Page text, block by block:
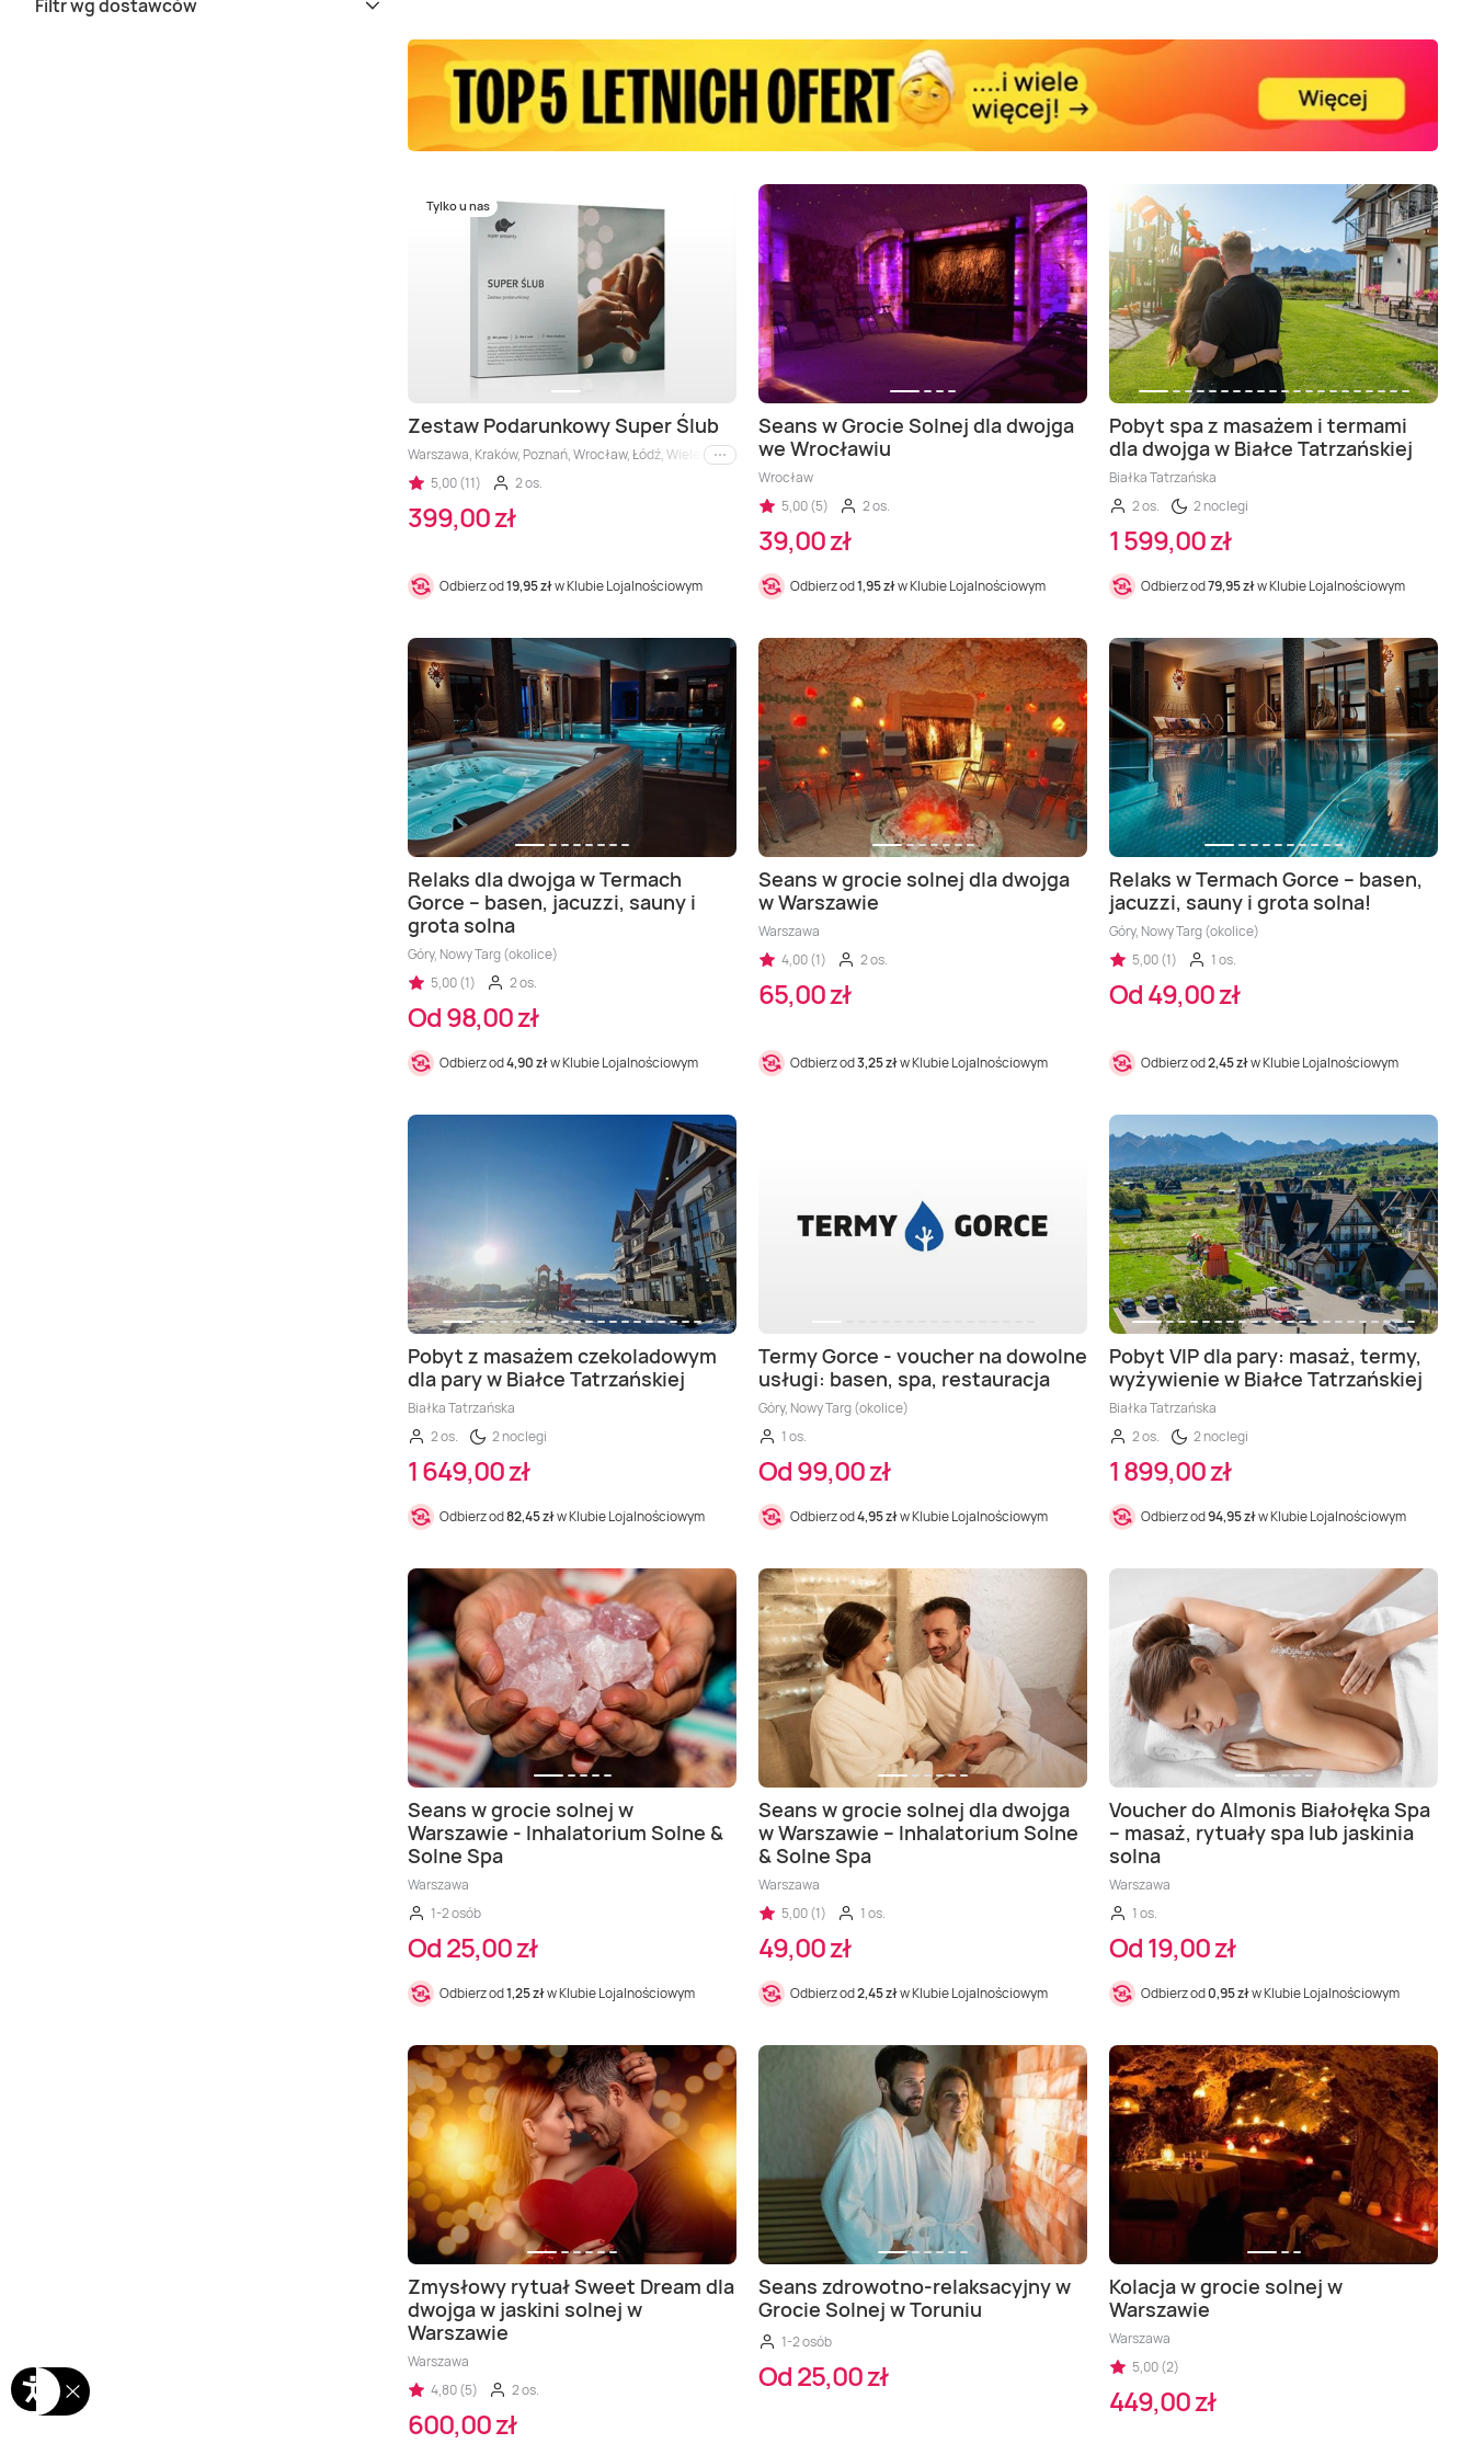
Filtr wg dostawców
Tylko u nas
Zestaw Podarunkowy Super Ślub
Warszawa, Kraków, Poznań, Wrocław, Łódź, Wiele lokalizacji, Gdańsk
i inne
5,00 (11)
2 os.
399,00 zł
Odbierz od19,95 złw Klubie Lojalnościowym
Seans w Grocie Solnej dla dwojga
we Wrocławiu
Wrocław
5,00 (5)
2 os.
39,00 zł
Odbierz od1,95 złw Klubie Lojalnościowym
Pobyt spa z masażem i termami
dla dwojga w Białce Tatrzańskiej
Białka Tatrzańska
2 os.
2 noclegi
1 599,00 zł
Odbierz od79,95 złw Klubie Lojalnościowym
Relaks dla dwojga w Termach
Gorce – basen, jacuzzi, sauny i
grota solna
Góry, Nowy Targ (okolice)
5,00 (1)
2 os.
Od 98,00 zł
Odbierz od4,90 złw Klubie Lojalnościowym
Seans w grocie solnej dla dwojga
w Warszawie
Warszawa
4,00 (1)
2 os.
65,00 zł
Odbierz od3,25 złw Klubie Lojalnościowym
Relaks w Termach Gorce – basen,
jacuzzi, sauny i grota solna!
Góry, Nowy Targ (okolice)
5,00 (1)
1 os.
Od 49,00 zł
Odbierz od2,45 złw Klubie Lojalnościowym
Pobyt z masażem czekoladowym
dla pary w Białce Tatrzańskiej
Białka Tatrzańska
2 os.
2 noclegi
1 649,00 zł
Odbierz od82,45 złw Klubie Lojalnościowym
Termy Gorce - voucher na dowolne
usługi: basen, spa, restauracja
Góry, Nowy Targ (okolice)
1 os.
Od 99,00 zł
Odbierz od4,95 złw Klubie Lojalnościowym
Pobyt VIP dla pary: masaż, termy,
wyżywienie w Białce Tatrzańskiej
Białka Tatrzańska
2 os.
2 noclegi
1 899,00 zł
Odbierz od94,95 złw Klubie Lojalnościowym
Seans w grocie solnej w
Warszawie - Inhalatorium Solne &
Solne Spa
Warszawa
1-2 osób
Od 25,00 zł
Odbierz od1,25 złw Klubie Lojalnościowym
Seans w grocie solnej dla dwojga
w Warszawie – Inhalatorium Solne
& Solne Spa
Warszawa
5,00 (1)
1 os.
49,00 zł
Odbierz od2,45 złw Klubie Lojalnościowym
Voucher do Almonis Białołęka Spa
– masaż, rytuały spa lub jaskinia
solna
Warszawa
1 os.
Od 19,00 zł
Odbierz od0,95 złw Klubie Lojalnościowym
Zmysłowy rytuał Sweet Dream dla
dwojga w jaskini solnej w
Warszawie
Warszawa
4,80 (5)
2 os.
600,00 zł
Seans zdrowotno-relaksacyjny w
Grocie Solnej w Toruniu
1-2 osób
Od 25,00 zł
Kolacja w grocie solnej w
Warszawie
Warszawa
5,00 (2)
449,00 zł